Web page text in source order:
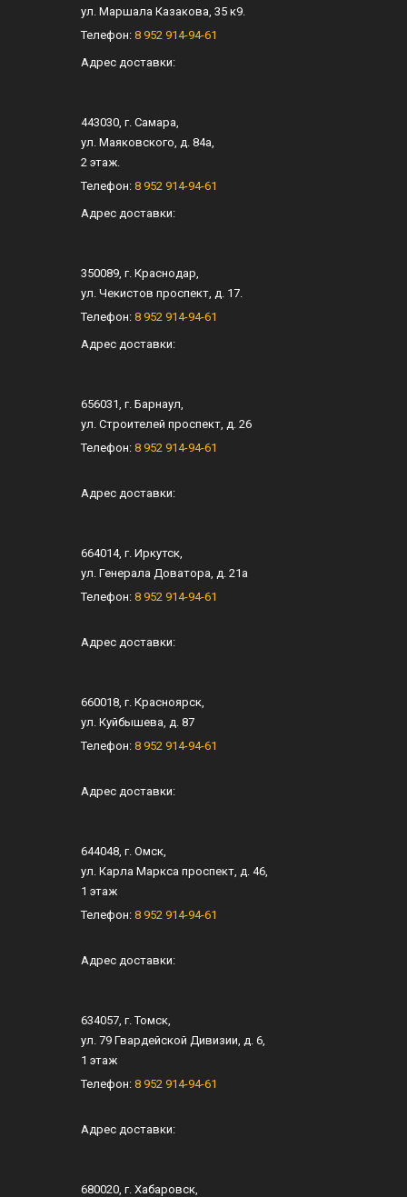
ул. Маршала Казакова, 35 к9.
Телефон: 8 952 914-94-61
Адрес доставки:
443030, г. Самара,
ул. Маяковского, д. 84а,
2 этаж.
Телефон: 8 952 914-94-61
Адрес доставки:
350089, г. Краснодар,
ул. Чекистов проспект, д. 17.
Телефон: 8 952 914-94-61
Адрес доставки:
656031, г. Барнаул,
ул. Строителей проспект, д. 26
Телефон: 8 952 914-94-61
Адрес доставки:
664014, г. Иркутск,
ул. Генерала Доватора, д. 21а
Телефон: 8 952 914-94-61
Адрес доставки:
660018, г. Красноярск,
ул. Куйбышева, д. 87
Телефон: 8 952 914-94-61
Адрес доставки:
644048, г. Омск,
ул. Карла Маркса проспект, д. 46,
1 этаж
Телефон: 8 952 914-94-61
Адрес доставки:
634057, г.Томск,
ул. 79 Гвардейской Дивизии, д. 6​,
1 этаж
Телефон: 8 952 914-94-61
Адрес доставки:
680020, г. Хабаровск,